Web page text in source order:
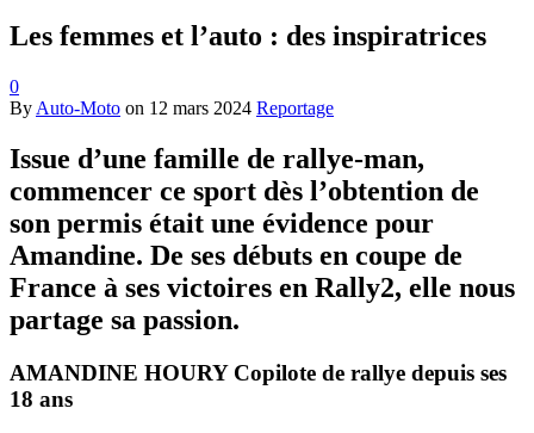
Les femmes et l’auto : des inspiratrices
0
By Auto-Moto on 12 mars 2024 Reportage
Issue d’une famille de rallye-man,
commencer ce sport dès l’obtention de
son permis était une évidence pour
Amandine. De ses débuts en coupe de
France à ses victoires en Rally2, elle nous
partage sa passion.
AMANDINE HOURY Copilote de rallye depuis ses
18 ans